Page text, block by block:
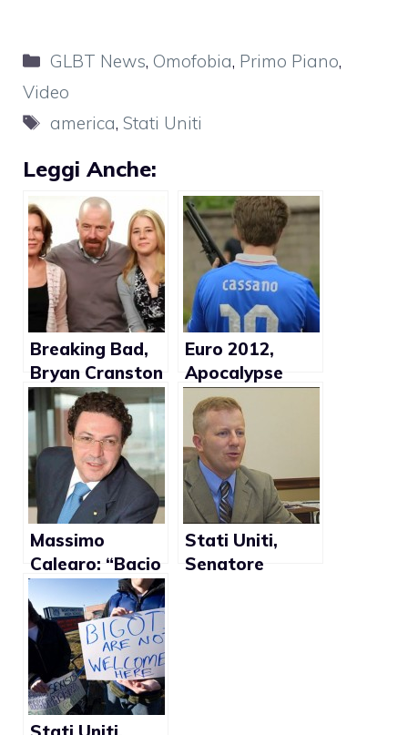
Categorie
GLBT News, Omofobia, Primo Piano,
Video
Tag
america,Stati Uniti
Leggi Anche:
Breaking Bad,
Bryan Cranston
sostiene la
campagna del
matrimonio gay
(video)
Euro 2012,
Apocalypse
Gay, Cassano vs
Cecchi Paone:
commenti
omofobi al
video
Massimo
Calearo: “Bacio
gay mi fa
schifo”
Stati Uniti,
Senatore